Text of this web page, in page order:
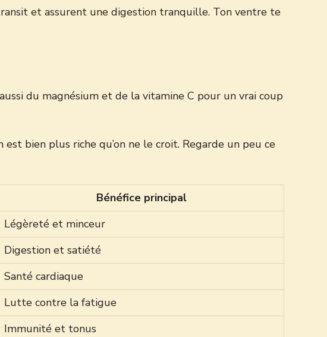
et assurent une digestion tranquille. Ton ventre te
du magnésium et de la vitamine C pour un vrai coup
bien plus riche qu’on ne le croit. Regarde un peu ce
Bénéfice principal
Légèreté et minceur
Digestion et satiété
Santé cardiaque
Lutte contre la fatigue
Immunité et tonus